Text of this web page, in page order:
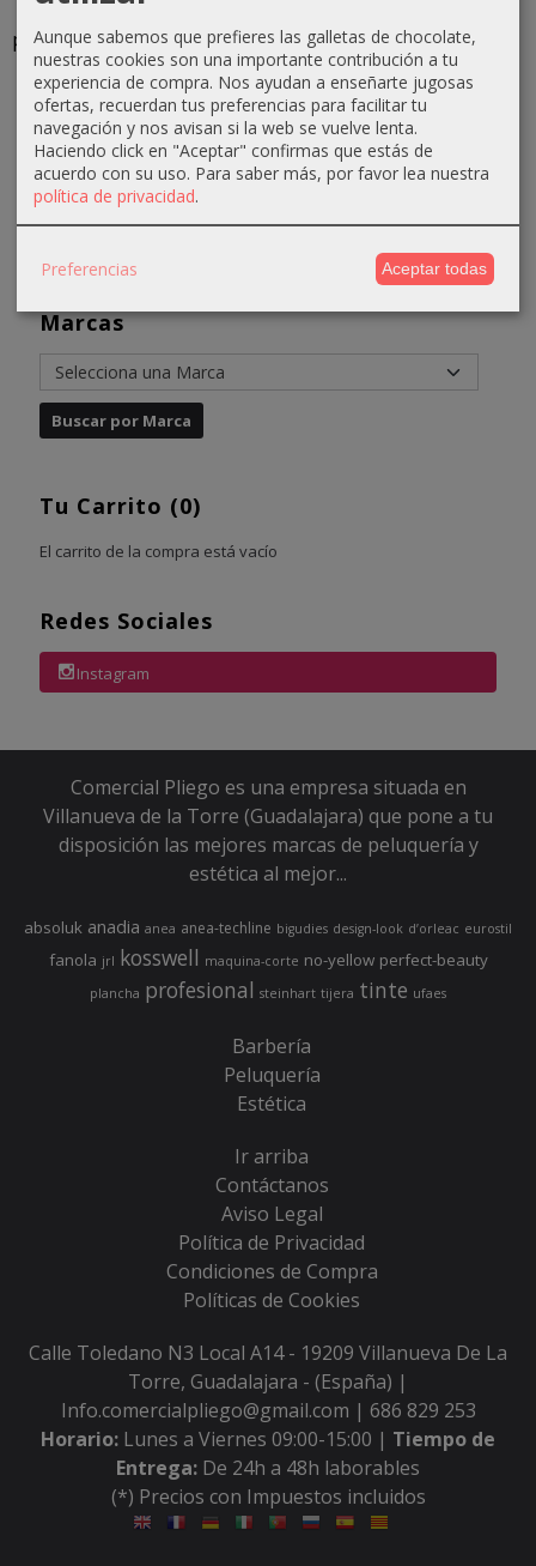
Marcas
Tu Carrito (0)
El carrito de la compra está vacío
Redes Sociales
Instagram
purificadora
200ml...
5,97 €
7,97 €
mixtos y
grasos ...
22,24 €
25,24 €
aceite de
semilla...
19,76 €
21,76 €
negro
D’ORLEAC
Comercial Pliego es una empresa situada en
Villanueva de la Torre (Guadalajara) que pone a tu
disposición las mejores marcas de peluquería y
estética al mejor...
absoluk anadia anea anea-techline bigudies design-look d’orleac eurostil
fanola jrl kosswell maquina-corte no-yellow perfect-beauty
plancha profesional steinhart tijera tinte ufaes
Barbería
Peluquería
Estética
Ir arriba
Contáctanos
Aviso Legal
Política de Privacidad
Condiciones de Compra
Políticas de Cookies
Calle Toledano N3 Local A14 - 19209 Villanueva De La
Torre, Guadalajara - (España) |
Info.comercialpliego@gmail.com | 686 829 253
Horario: Lunes a Viernes 09:00-15:00 | Tiempo de
Entrega: De 24h a 48h laborables
(*) Precios con Impuestos incluidos
Aunque sabemos que prefieres las galletas de chocolate,
nuestras cookies son una importante contribución a tu
experiencia de compra. Nos ayudan a enseñarte jugosas
ofertas, recuerdan tus preferencias para facilitar tu
navegación y nos avisan si la web se vuelve lenta.
Haciendo click en "Aceptar" confirmas que estás de
acuerdo con su uso. Para saber más, por favor lea nuestra
política de privacidad.
Preferencias Aceptar todas